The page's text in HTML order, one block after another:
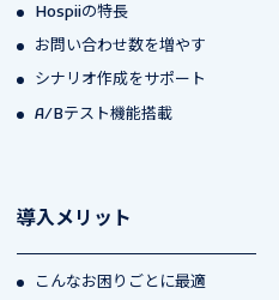
Hospiiの特長
お問い合わせ数を増やす
シナリオ作成をサポート
A/Bテスト機能搭載
導入メリット
こんなお困りごとに最適